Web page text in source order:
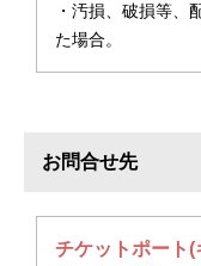
・汚損、破損等、
た場合。
お問合せ先
チケットポート(